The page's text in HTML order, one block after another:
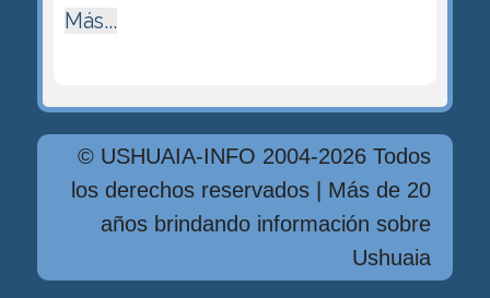
Más...
© USHUAIA-INFO 2004-2026 Todos
los derechos reservados | Más de 20
años brindando información sobre
Ushuaia